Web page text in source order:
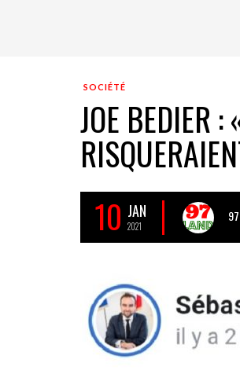
SOCIÉTÉ
JOE BEDIER :
10 JAN
2021